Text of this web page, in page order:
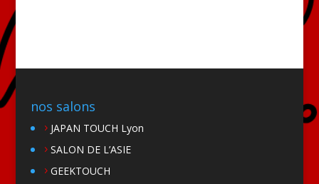
nos salons
JAPAN TOUCH Lyon
SALON DE L’ASIE
GEEKTOUCH